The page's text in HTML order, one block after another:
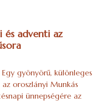
és adventi az
gyönyörű, különleges
oroszlányi Munkás
ünnepségére az